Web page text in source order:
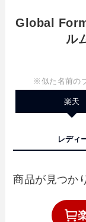
Global
ル
※似た名前の
楽天
レディ
商品が見つか